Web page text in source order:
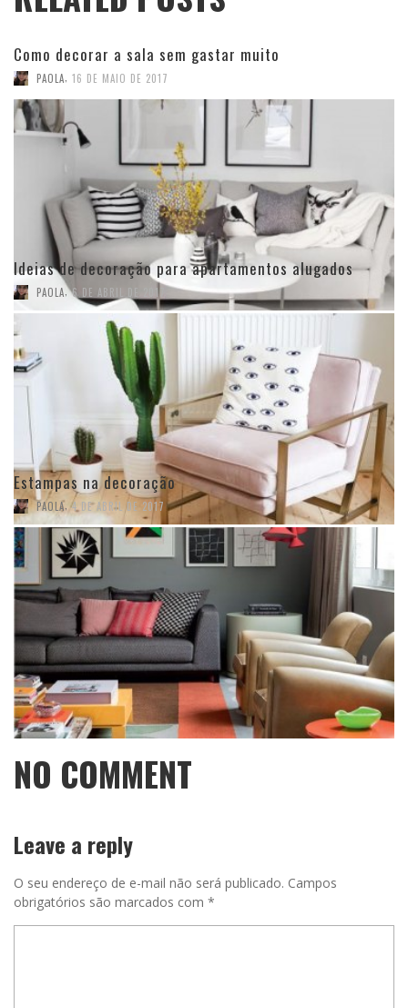
Como decorar a sala sem gastar muito
PAOLA, 16 DE MAIO DE 2017
Ideias de decoração para apartamentos alugados
PAOLA, 6 DE ABRIL DE 2017
Estampas na decoração
PAOLA 4 DE ABRIL DE 2017
NO COMMENT
Leave a reply
O seu endereço de e-mail não será publicado. Campos
obrigatórios são marcados com *